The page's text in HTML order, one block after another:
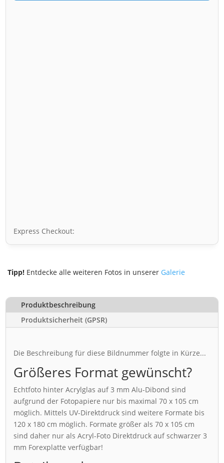
Express Checkout:
Tipp! Entdecke alle weiteren Fotos in unserer Galerie
Produktbeschreibung
Produktsicherheit (GPSR)
Die Beschreibung für diese Bildnummer folgte in Kürze...
Größeres Format gewünscht?
Echtfoto hinter Acrylglas auf 3 mm Alu-Dibond sind
aufgrund der Fotopapiere nur bis maximal 70 x 105 cm
möglich. Mittels UV-Direktdruck sind weitere Formate bis
120 x 180 cm möglich. Formate größer als 70 x 105 cm
sind daher nur als Acryl-Foto Direktdruck auf schwarzer 3
mm Forexplatte verfügbar!